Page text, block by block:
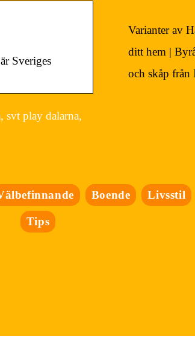
Sveriges
svt play dalarna,
Varianter av
ditt hem |
och skåp från
Boende Livsstil
Tips